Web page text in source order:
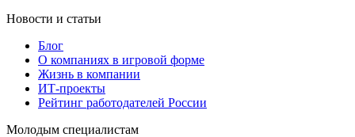
Новости и статьи
Блог
О компаниях в игровой форме
Жизнь в компании
ИТ-проекты
Рейтинг работодателей России
Молодым специалистам